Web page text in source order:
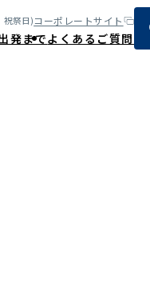
祝祭日)コーポレートサイト
発までよくあるご質問